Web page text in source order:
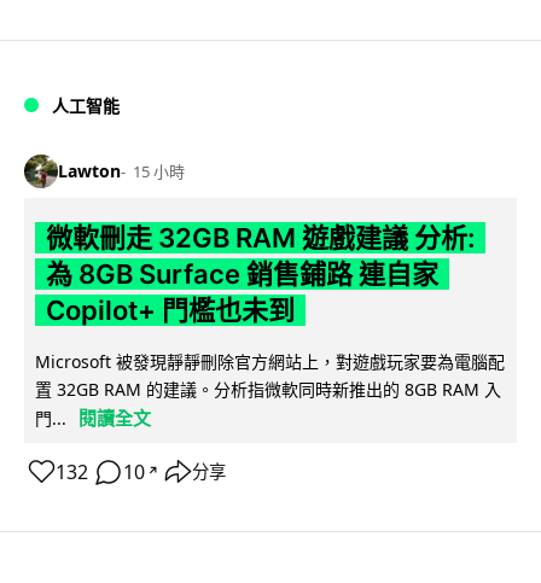
人工智能
Lawton 15 小時
微軟刪走 32GB RAM 遊戲建議 分析:
為 8GB Surface 銷售鋪路 連自家
Copilot+ 門檻也未到
Microsoft 被發現靜靜刪除官方網站上，對遊戲玩家要為電腦配
置 32GB RAM 的建議。分析指微軟同時新推出的 8GB RAM 入
門...
閱讀全文
132 10 ↗ 分享